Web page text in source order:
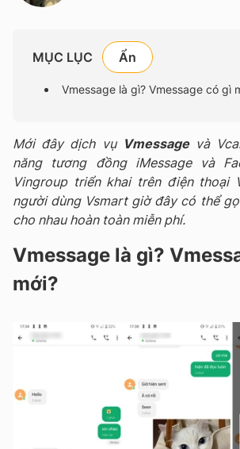
MỤC LỤC
Vmessage là gì? Vmessage có gì
Mới đây dịch vụ Vmessagevà
năng tương đồng iMessage và
Vingroup triển khai trên điện thoại
người dùng Vsmart giờ đây có thể
cho nhau hoàn toàn miễn phí.
Vmessage là gì?
mới?